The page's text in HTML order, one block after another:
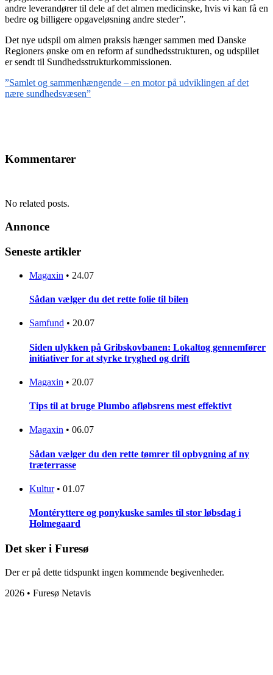
andre leverandører til dele af det almen medicinske, hvis vi kan få en
bedre og billigere opgaveløsning andre steder”.
Det nye udspil om almen praksis hænger sammen med Danske
Regioners ønske om en reform af sundhedsstrukturen, og udspillet
er sendt til Sundhedsstrukturkommissionen.
”Samlet og sammenhængende – en motor på udviklingen af det
nære sundhedsvæsen”
Kommentarer
No related posts.
Annonce
Seneste artikler
Magaxin • 24.07
Sådan vælger du det rette folie til bilen
Samfund • 20.07
Siden ulykken på Gribskovbanen: Lokaltog gennemfører
initiativer for at styrke tryghed og drift
Magaxin • 20.07
Tips til at bruge Plumbo afløbsrens mest effektivt
Magaxin • 06.07
Sådan vælger du den rette tømrer til opbygning af ny
træterrasse
Kultur • 01.07
Montéryttere og ponykuske samles til stor løbsdag i
Holmegaard
Det sker i Furesø
Der er på dette tidspunkt ingen kommende begivenheder.
2026 • Furesø Netavis